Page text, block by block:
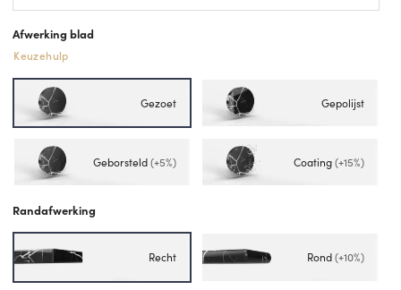
Afwerking blad
Keuzehulp
Gezoet Gepolijst
Geborsteld(+5%) Coating(+15%)
Randafwerking
Recht Rond(+10%)